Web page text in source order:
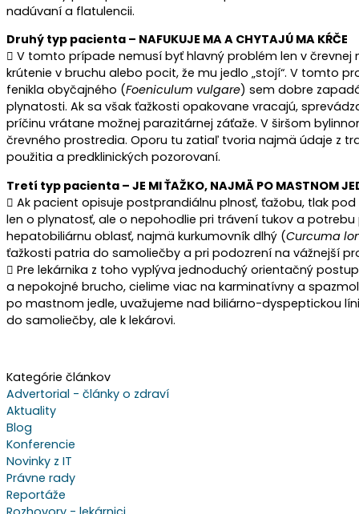
nadúvaní a flatulencii.
Druhý typ pacienta – NAFUKUJE MA A CHYTAJÚ MA KŔČE
 V tomto prípade nemusí byť hlavný problém len v
krútenie v bruchu alebo pocit, že mu jedlo „stojí“. V tomto
fenikla obyčajného (Foeniculum vulgare) sem dobre
plynatosti. Ak sa však ťažkosti opakovane vracajú,
príčinu vrátane možnej parazitárnej záťaže. V širšom
črevného prostredia. Oporu tu zatiaľ tvoria najmä údaje z
použitia a predklinických pozorovaní.
Tretí typ pacienta – JE MI ŤAŽKO, NAJMÄ PO MASTNOM
 Ak pacient opisuje postprandiálnu plnosť, ťažobu, tlak
len o plynatosť, ale o nepohodlie pri trávení tukov a
hepatobiliárnu oblasť, najmä kurkumovník dlhý (Curcuma
ťažkosti patria do samoliečby a pri podozrení na vážnejší
 Pre lekárnika z toho vyplýva jednoduchý orientačný
a nepokojné brucho, cielime viac na karminatívny a
po mastnom jedle, uvažujeme nad biliárno-dyspeptickou
do samoliečby, ale k lekárovi.
Kategórie článkov
Advertorial - články o zdraví
Aktuality
Blog
Konferencie
Novinky z IT
Právne rady
Reportáže